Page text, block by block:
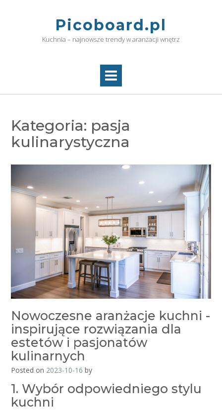
Picoboard.pl
Kuchnia – najnowsze trendy w aranżacji wnętrz
Kategoria: pasja
kulinarystyczna
Nowoczesne aranżacje kuchni -
inspirujące rozwiązania dla
estetów i pasjonatów
kulinarnych
Posted on 2023-10-16 by
1. Wybór odpowiedniego stylu
kuchni